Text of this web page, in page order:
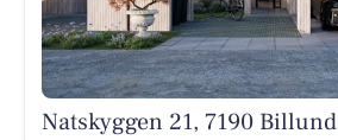
Natskyggen 21, 7190 Billund